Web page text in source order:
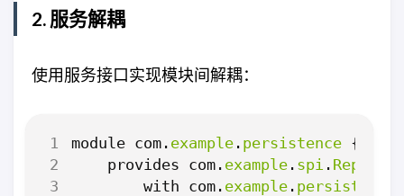
2. 服务解耦
使用服务接口实现模块间解耦：
module com. example. persistence {
provides com. example. spi .
with com. example. persistence